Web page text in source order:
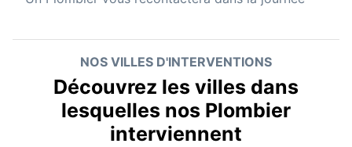
NOS VILLES D'INTERVENTIONS
Découvrez les villes dans
lesquelles nos Plombier
interviennent